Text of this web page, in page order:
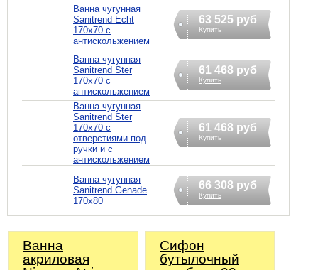
Ванна чугунная
Sanitrend Echt
170х70 с
антискольжением
63 525 руб
Купить
Ванна чугунная
Sanitrend Ster
170х70 с
антискольжением
61 468 руб
Купить
Ванна чугунная
Sanitrend Ster
170х70 с
отверстиями под
ручки и с
антискольжением
61 468 руб
Купить
Ванна чугунная
Sanitrend Genade
170х80
66 308 руб
Купить
Ванна
акриловая
Сифoн
бyтылoчный